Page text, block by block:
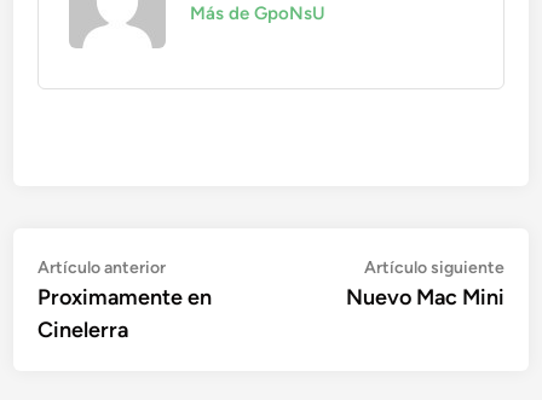
Más de GpoNsU
Navegación
de
entradas
Artículo anteriorArtículo
anterior:
Proximamente en
Cinelerra
Artículo siguiente
Nuevo Mac Mini